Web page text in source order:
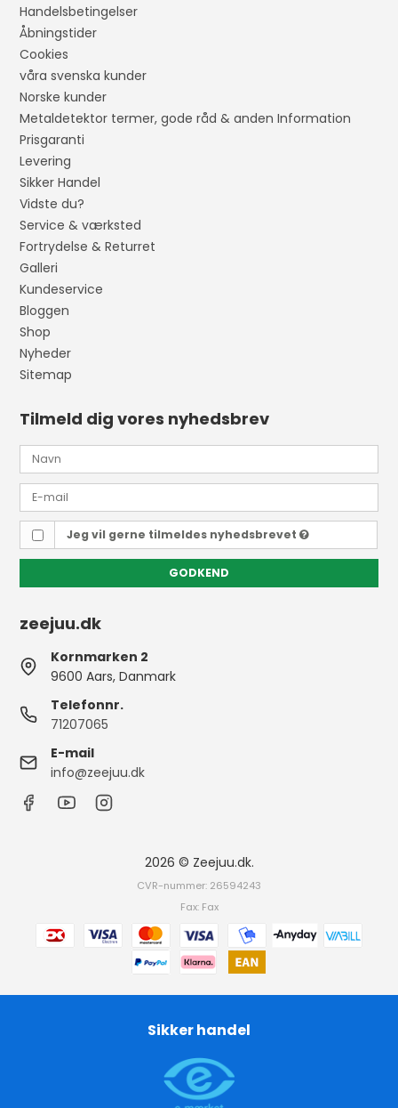
Handelsbetingelser
Åbningstider
Cookies
våra svenska kunder
Norske kunder
Metaldetektor termer, gode råd & anden Information
Prisgaranti
Levering
Sikker Handel
Vidste du?
Service & værksted
Fortrydelse & Returret
Galleri
Kundeservice
Bloggen
Shop
Nyheder
Sitemap
Tilmeld dig vores nyhedsbrev
Jeg vil gerne tilmeldes nyhedsbrevet
GODKEND
zeejuu.dk
Kornmarken 2
9600 Aars, Danmark
Telefonnr.
71207065
E-mail
info@zeejuu.dk
2026 © Zeejuu.dk.
CVR-nummer: 26594243
Fax: Fax
Sikker handel